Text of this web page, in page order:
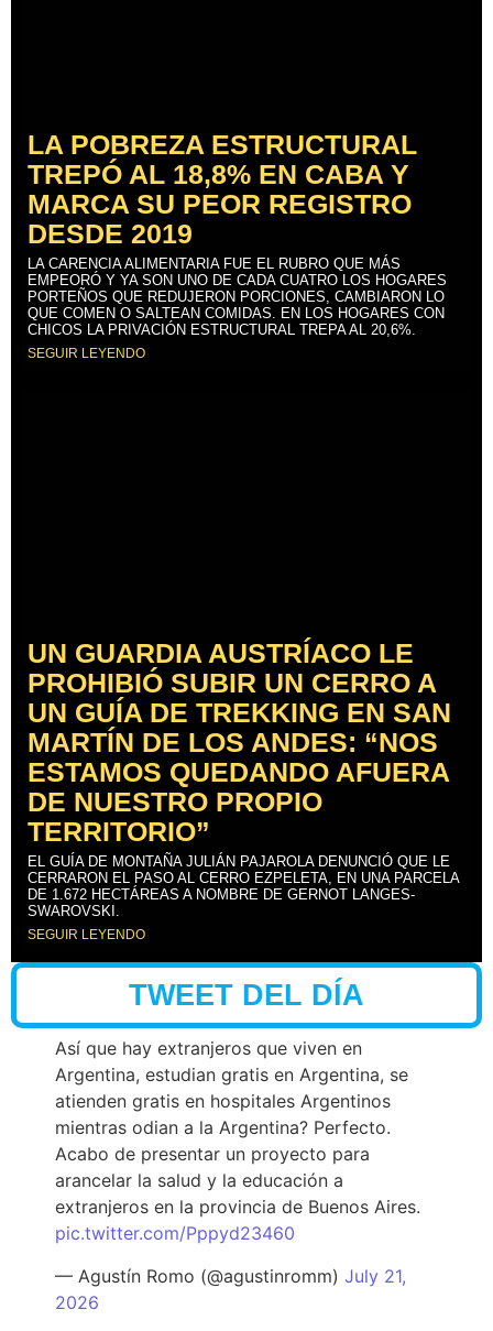
LA POBREZA ESTRUCTURAL
TREPÓ AL 18,8% EN CABA Y
MARCA SU PEOR REGISTRO
DESDE 2019
LA CARENCIA ALIMENTARIA FUE EL RUBRO QUE MÁS
EMPEORÓ Y YA SON UNO DE CADA CUATRO LOS HOGARES
PORTEÑOS QUE REDUJERON PORCIONES, CAMBIARON LO
QUE COMEN O SALTEAN COMIDAS. EN LOS HOGARES CON
CHICOS LA PRIVACIÓN ESTRUCTURAL TREPA AL 20,6%.
SEGUIR LEYENDO
UN GUARDIA AUSTRÍACO LE
PROHIBIÓ SUBIR UN CERRO A
UN GUÍA DE TREKKING EN SAN
MARTÍN DE LOS ANDES: “NOS
ESTAMOS QUEDANDO AFUERA
DE NUESTRO PROPIO
TERRITORIO”
EL GUÍA DE MONTAÑA JULIÁN PAJAROLA DENUNCIÓ QUE LE
CERRARON EL PASO AL CERRO EZPELETA, EN UNA PARCELA
DE 1.672 HECTÁREAS A NOMBRE DE GERNOT LANGES-
SWAROVSKI.
SEGUIR LEYENDO
TWEET DEL DÍA
Así que hay extranjeros que viven en
Argentina, estudian gratis en Argentina, se
atienden gratis en hospitales Argentinos
mientras odian a la Argentina? Perfecto.
Acabo de presentar un proyecto para
arancelar la salud y la educación a
extranjeros en la provincia de Buenos Aires.
pic.twitter.com/Pppyd23460
— Agustín Romo (@agustinromm) July 21,
2026